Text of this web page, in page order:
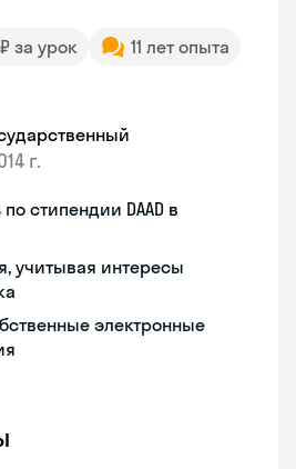
за урок
11 лет опыта
г.
стипендии DAAD в
учитывая интересы
электронные